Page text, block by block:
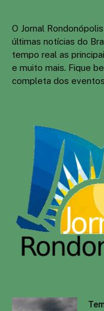
O Jornal
últimas notícias do
tempo real as
e muito mais. Fique
completa dos